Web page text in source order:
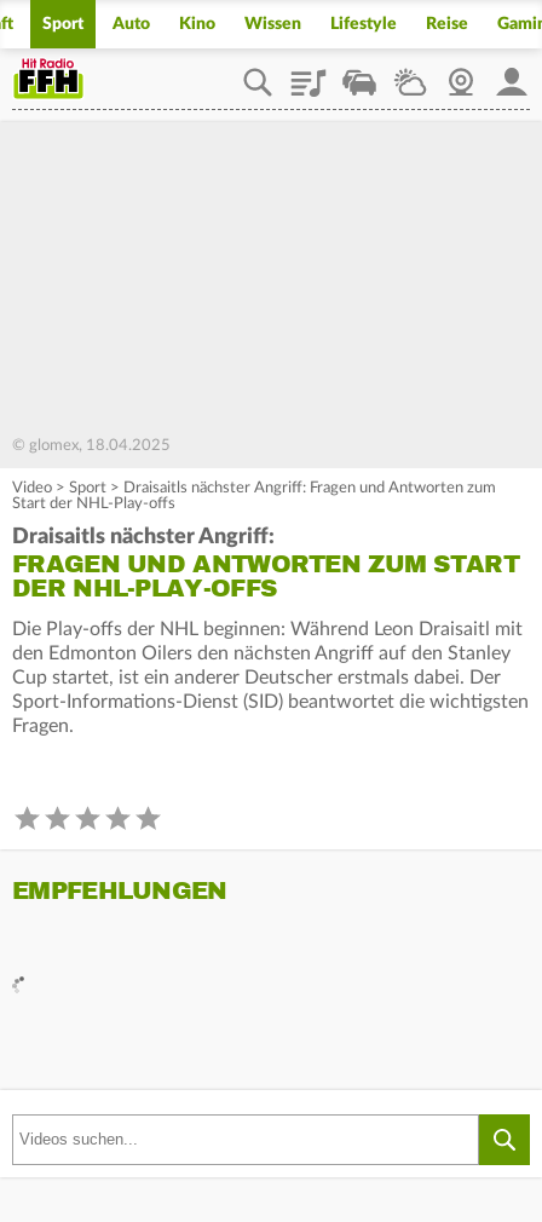
Sport Auto Kino Wissen Lifestyle Reise
PlaylistStaupilotWetterWebcam
© glomex, 18.04.2025
Video > Sport > Draisaitls nächster Angriff: Fragen und Antworten zum
Start der NHL-Play-offs
Draisaitls nächster Angriff:
FRAGEN UND ANTWORTEN ZUM START
DER NHL-PLAY-OFFS
Die Play-offs der NHL beginnen: Während Leon Draisaitl mit
den Edmonton Oilers den nächsten Angriff auf den Stanley
Cup startet, ist ein anderer Deutscher erstmals dabei. Der
Sport-Informations-Dienst (SID) beantwortet die wichtigsten
Fragen.
EMPFEHLUNGEN